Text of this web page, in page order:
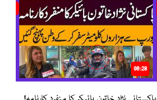
06:28